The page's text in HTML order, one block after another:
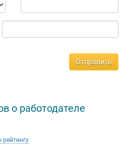
Отправить
о работодателе
рейтингу